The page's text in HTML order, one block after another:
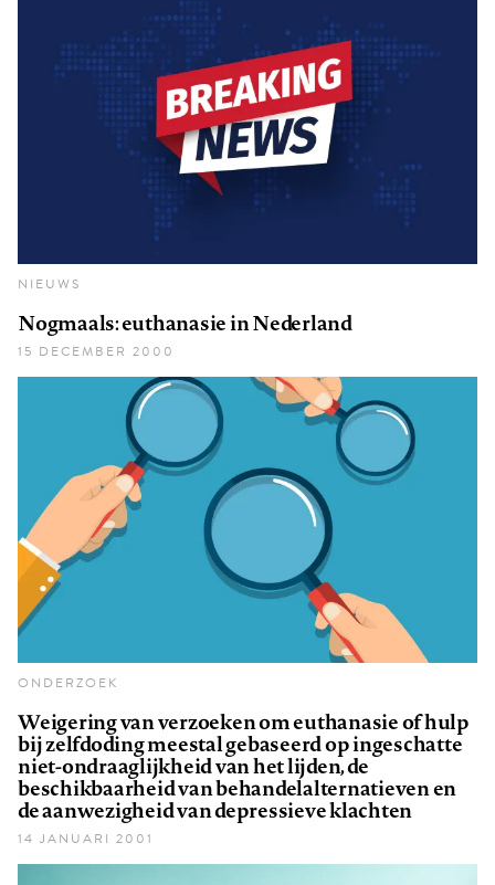
NIEUWS
Nogmaals: euthanasie in Nederland
15 DECEMBER 2000
ONDERZOEK
Weigering van verzoeken om euthanasie of hulp
bij zelfdoding meestal gebaseerd op ingeschatte
niet-ondraaglijkheid van het lijden, de
beschikbaarheid van behandelalternatieven en
de aanwezigheid van depressieve klachten
14 JANUARI 2001